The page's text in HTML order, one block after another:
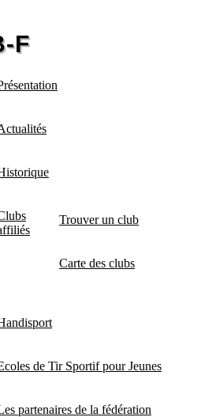
Trouver un club
Carte des clubs
de Tir Sportif pour Jeunes
partenaires de la fédération